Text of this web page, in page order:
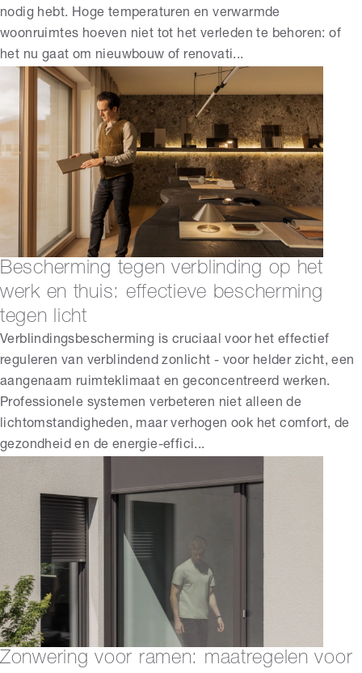
nodig hebt. Hoge temperaturen en verwarmde
woonruimtes hoeven niet tot het verleden te behoren: of
het nu gaat om nieuwbouw of renovati...
Bescherming tegen verblinding op het
werk en thuis: effectieve bescherming
tegen licht
Verblindingsbescherming is cruciaal voor het effectief
reguleren van verblindend zonlicht - voor helder zicht, een
aangenaam ruimteklimaat en geconcentreerd werken.
Professionele systemen verbeteren niet alleen de
lichtomstandigheden, maar verhogen ook het comfort, de
gezondheid en de energie-effici...
Zonwering voor ramen: maatregelen voor